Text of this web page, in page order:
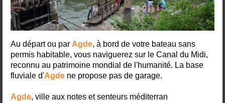
Au départ ou par Agde, à bord de votre bateau sans
permis habitable, vous naviguerez sur le Canal du Midi,
reconnu au patrimoine mondial de l'humanité. La base
fluviale d'Agde ne propose pas de garage.
Agde, ville aux notes et senteurs méditerran